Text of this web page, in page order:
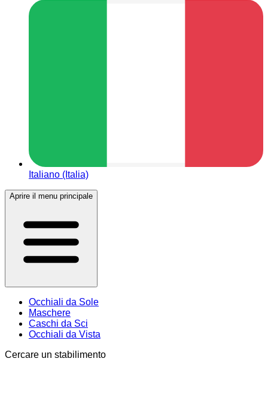
Italiano (Italia)
Aprire il menu principale
Occhiali da Sole
Maschere
Caschi da Sci
Occhiali da Vista
Cercare un stabilimento